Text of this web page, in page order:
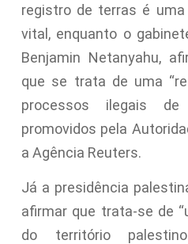
registro de terras é
vital, enquanto o
Benjamin Netanyahu,
que se trata de uma
processos ilegais
promovidos pela
a Agência Reuters.
Já a presidência
afirmar que trata-se de
do território